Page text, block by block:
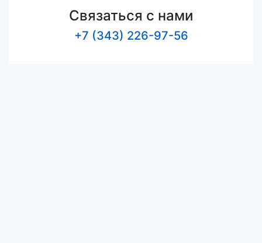
Связаться с нами
+7 (343) 226-97-56